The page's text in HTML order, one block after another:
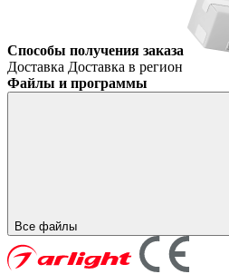
Способы получения заказа
Доставка Доставка в регион
Файлы и программы
Все файлы